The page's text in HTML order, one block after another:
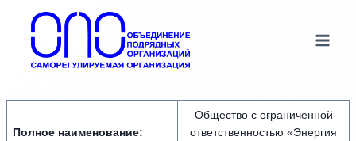
содержимому
Полное наименование:
Общество с ограниченной
ответственностью «Энергия